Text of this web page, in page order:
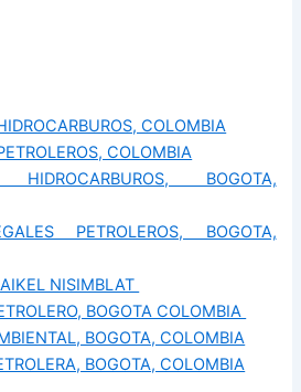
COLOMBIA
COLOMBIA
HIDROCARBUROS, BOGOTA,
PETROLEROS, BOGOTA,
NISIMBLAT
BOGOTA COLOMBIA
BOGOTA, COLOMBIA
BOGOTA, COLOMBIA